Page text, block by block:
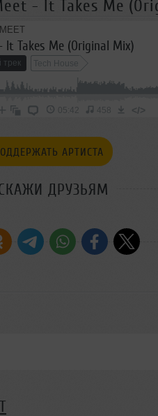
- It Takes Me
It Takes Me (Original Mix)
трек Tech House
05:42 458 </>
АРТИСТА
ДРУЗЬЯМ